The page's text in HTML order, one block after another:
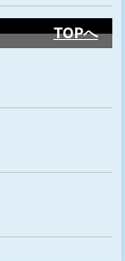
TOPへ